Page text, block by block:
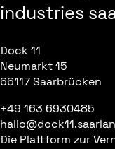
industries
Dock 11
Neumarkt 15
66117 Saarbrücken
+49 163 6930485
Die Plattform zur